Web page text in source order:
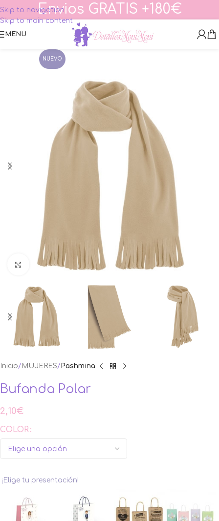
Skip to navigation
Skip to main content
Envios GRATIS +180€
MENU
NUEVO
Ampliar foto
Inicio MUJERES Pashmina
Bufanda Polar
2,10€
COLOR
¡Elige tu presentación!